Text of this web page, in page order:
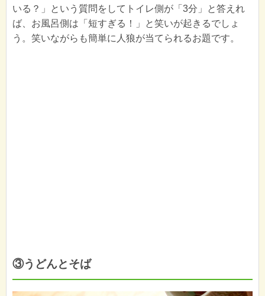
いる？」という質問をしてトイレ側が「3分」と答えれ
ば、お風呂側は「短すぎる！」と笑いが起きるでしょ
う。笑いながらも簡単に人狼が当てられるお題です。
③うどんとそば